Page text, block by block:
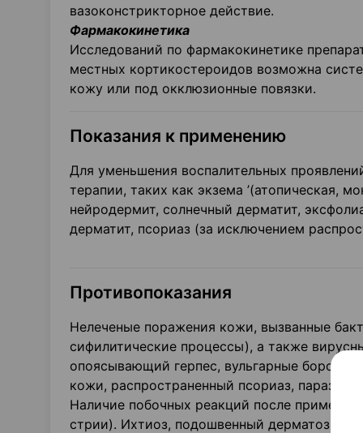
вазоконстрикторное действие.
Фармакокинетика
Исследований по фармакокинетике
местных кортикостероидов возможна
кожу или под окклюзионные повязки.
Показания к применению
Для уменьшения воспалительных
терапии, таких как экзема ’(атопическая,
нейродермит, солнечный дерматит,
дерматит, псориаз (за исключением
Противопоказания
Нелеченые поражения кожи, вызванные
сифилитические процессы), а также
опоясывающий герпес, вульгарные
кожи, распространенный псориаз,
Наличие побочных реакций после
стрии). Ихтиоз, подошвенный дерматоз